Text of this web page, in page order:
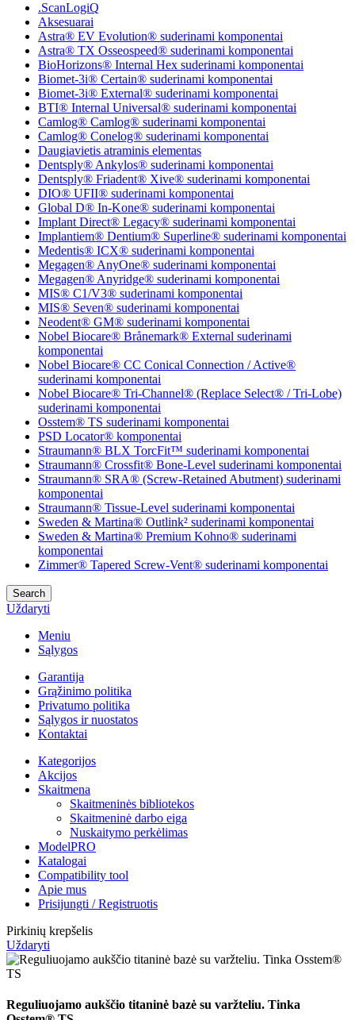
.ScanLogiQ
Aksesuarai
Astra® EV Evolution® suderinami komponentai
Astra® TX Osseospeed® suderinami komponentai
BioHorizons® Internal Hex suderinami komponentai
Biomet-3i® Certain® suderinami komponentai
Biomet-3i® External® suderinami komponentai
BTI® Internal Universal® suderinami komponentai
Camlog® Camlog® suderinami komponentai
Camlog® Conelog® suderinami komponentai
Daugiavietis atraminis elementas
Dentsply® Ankylos® suderinami komponentai
Dentsply® Friadent® Xive® suderinami komponentai
DIO® UFII® suderinami komponentai
Global D® In-Kone® suderinami komponentai
Implant Direct® Legacy® suderinami komponentai
Implantiem® Dentium® Superline® suderinami komponentai
Medentis® ICX® suderinami komponentai
Megagen® AnyOne® suderinami komponentai
Megagen® Anyridge® suderinami komponentai
MIS® C1/V3® suderinami komponentai
MIS® Seven® suderinami komponentai
Neodent® GM® suderinami komponentai
Nobel Biocare® Brånemark® External suderinami
komponentai
Nobel Biocare® CC Conical Connection / Active®
suderinami komponentai
Nobel Biocare® Tri-Channel® (Replace Select® / Tri-Lobe)
suderinami komponentai
Osstem® TS suderinami komponentai
PSD Locator® komponentai
Straumann® BLX TorcFit™ suderinami komponentai
Straumann® Crossfit® Bone-Level suderinami komponentai
Straumann® SRA® (Screw-Retained Abutment) suderinami
komponentai
Straumann® Tissue-Level suderinami komponentai
Sweden & Martina® Outlink² suderinami komponentai
Sweden & Martina® Premium Kohno® suderinami
komponentai
Zimmer® Tapered Screw-Vent® suderinami komponentai
Search
Uždaryti
Meniu
Sąlygos
Garantija
Grąžinimo politika
Privatumo politika
Sąlygos ir nuostatos
Kontaktai
Kategorijos
Akcijos
Skaitmena
Skaitmeninės bibliotekos
Skaitmeninė darbo eiga
Nuskaitymo perkėlimas
ModelPRO
Katalogai
Compatibility tool
Apie mus
Prisijungti / Registruotis
Pirkinių krepšelis
Uždaryti
Reguliuojamo aukščio titaninė bazė su varžteliu. Tinka